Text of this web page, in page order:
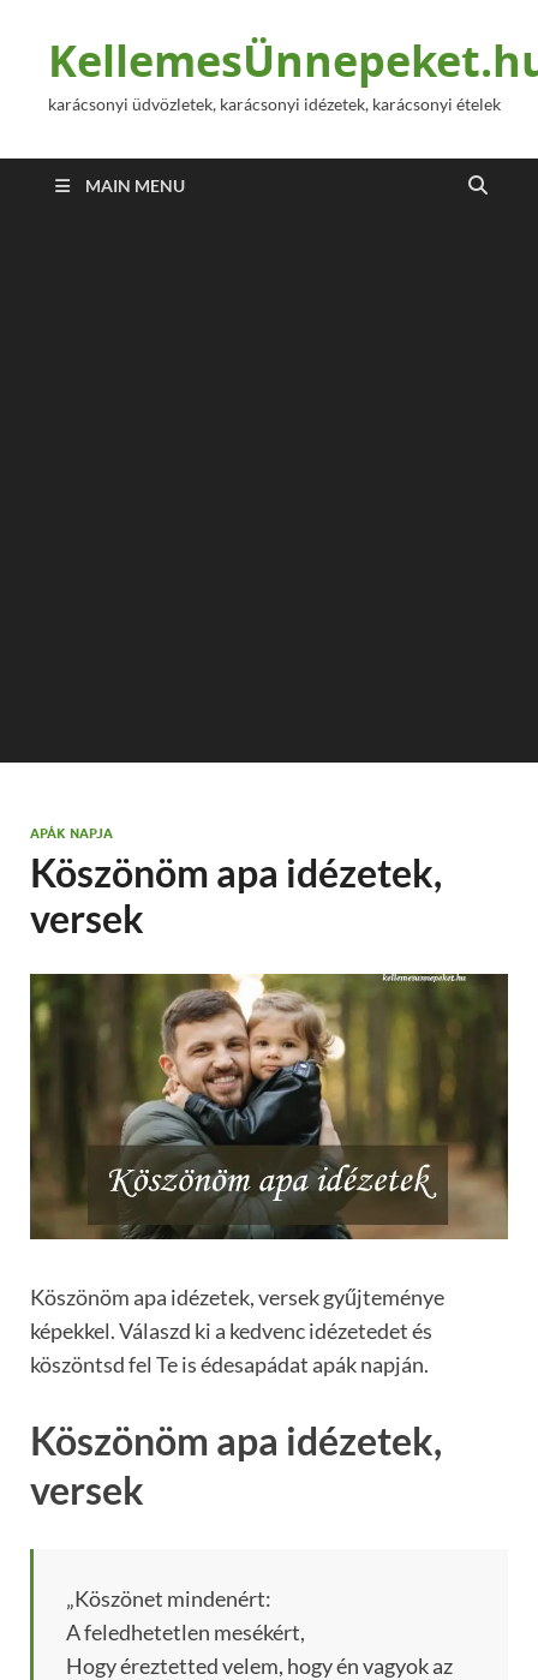
karácsonyi üdvözletek, karácsonyi idézetek, karácsonyi ételek
MAIN MENU
APÁK NAPJA
Köszönöm apa idézetek,
versek
Köszönöm apa idézetek, versek gyűjteménye
képekkel. Válaszd ki a kedvenc idézetedet és
köszöntsd fel Te is édesapádat apák napján.
Köszönöm apa idézetek,
versek
„Köszönet mindenért:
A feledhetetlen mesékért,
Hogy éreztetted velem, hogy én vagyok az